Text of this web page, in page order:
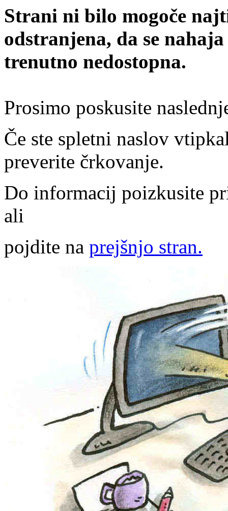
Strani ni bilo mogoče
odstranjena, da se
trenutno nedostopna.
Prosimo poskusite
Če ste spletni naslov
preverite črkovanje.
Do informacij poizkusite
ali
pojdite na prejšnjo stran.